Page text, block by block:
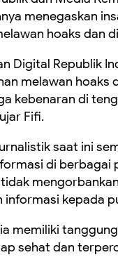
menegaskan
hoaks dan
Digital Republik
melawan hoaks
kebenaran di
Fifi.
saat ini
di berbagai
kepada
memiliki
sehat dan